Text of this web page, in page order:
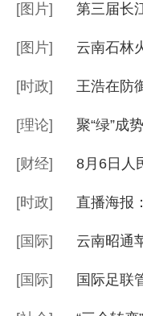
[图片] 第三届长
[图片] 云南石林
[时政] 王浩在防
[理论] 聚“绿”成
[财经] 8月6日人
[时政] 直播海报
[国际] 云南昭通
[国际] 国际足联